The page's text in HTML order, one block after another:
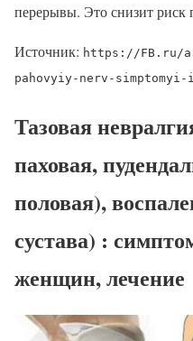
перерывы. Это снизит риск
Источник: https://FB.ru/
pahovyiy-nerv-
Тазовая
паховая,
половая),
сустава) :
женщин, лечение